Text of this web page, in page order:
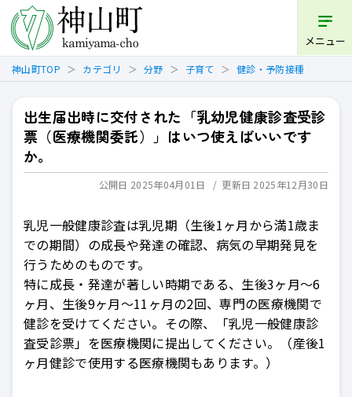
メニュー
神山町TOP カテゴリ 分野 子育て 健診・予防接種
出生届出時に交付された「乳幼児健康診査受診
票（医療機関委託）」はいつ使えばいいです
か。
公開日 2025年04月01日 更新日 2025年12月30日
乳児一般健康診査は乳児期（生後1ヶ月から満1歳ま
での期間）の成長や発達の確認、病気の早期発見を
行うためのものです。
特に成長・発達が著しい時期である、生後3ヶ月～6
ヶ月、生後9ヶ月～11ヶ月の2回、専門の医療機関で
健診を受けてください。その際、「乳児一般健康診
査受診票」を医療機関に提出してください。（産後1
ヶ月健診で使用する医療機関もあります。）